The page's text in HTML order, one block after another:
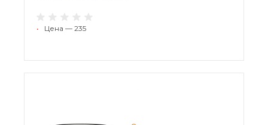
• Цена — 235